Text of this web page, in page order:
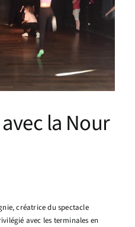
la Nour
créatrice du spectacle
avec les terminales en